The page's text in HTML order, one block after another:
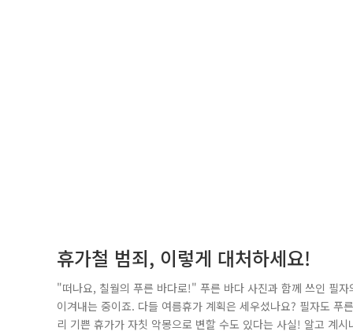
휴가철 범죄, 이렇게 대처하세요!
"떠나요, 칠월의 푸른 바다로!" 푸른 바다 사진과 함께 쓰인 필
이겨내는 중이죠. 다들 여름휴가 계획은 세우셨나요? 필자도
리 기쁜 휴가가 자칫 악몽으로 변할 수도 있다는 사실! 알고 계